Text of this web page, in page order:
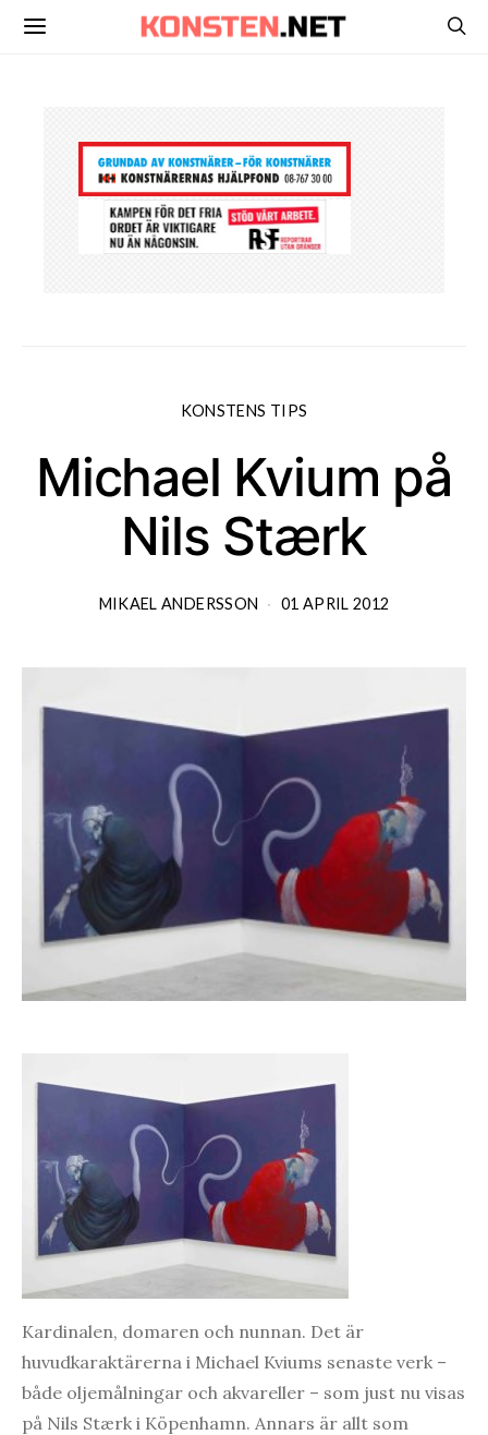
KONSTENS TIPS
Michael Kvium på
Nils Stærk
MIKAEL ANDERSSON 01 APRIL 2012
Kardinalen, domaren och nunnan. Det är
huvudkaraktärerna i Michael Kviums senaste verk –
både oljemålningar och akvareller – som just nu visas
på Nils Stærk i Köpenhamn. Annars är allt som